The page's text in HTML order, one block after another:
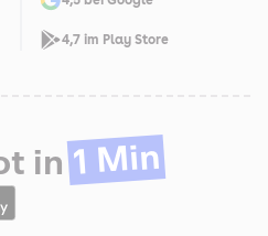
4,7 im Play Store
in 1 Min